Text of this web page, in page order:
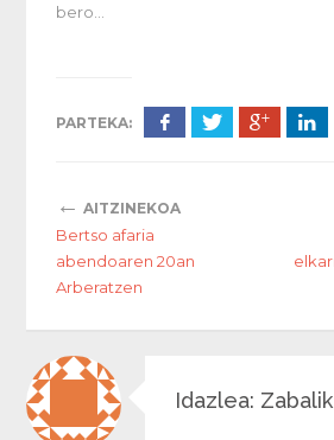
bero…
PARTEKA:
← AITZINEKOA
Bertso afaria
abendoaren 20an
Arberatzen
Idazlea: